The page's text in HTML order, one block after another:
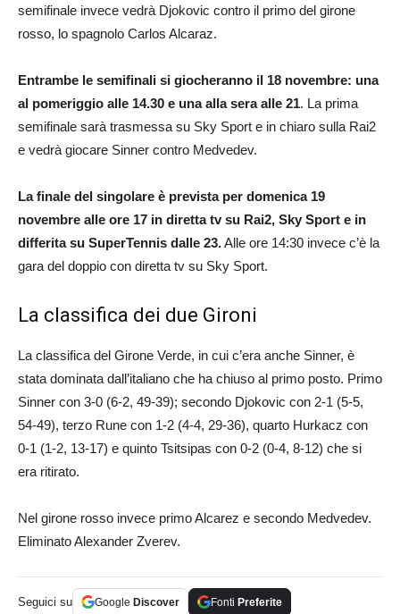
semifinale invece vedrà Djokovic contro il primo del girone
rosso, lo spagnolo Carlos Alcaraz.
Entrambe le semifinali si giocheranno il 18 novembre: una
al pomeriggio alle 14.30 e una alla sera alle 21. La prima
semifinale sarà trasmessa su Sky Sport e in chiaro sulla Rai2
e vedrà giocare Sinner contro Medvedev.
La finale del singolare è prevista per domenica 19
novembre alle ore 17 in diretta tv su Rai2, Sky Sport e in
differita su SuperTennis dalle 23.Alle ore 14:30 invece c’è la
gara del doppio con diretta tv su Sky Sport.
La classifica dei due Gironi
La classifica del Girone Verde, in cui c’era anche Sinner, è
stata dominata dall’italiano che ha chiuso al primo posto. Primo
Sinner con 3-0 (6-2, 49-39); secondo Djokovic con 2-1 (5-5,
54-49), terzo Rune con 1-2 (4-4, 29-36), quarto Hurkacz con
0-1 (1-2, 13-17) e quinto Tsitsipas con 0-2 (0-4, 8-12) che si
era ritirato.
Nel girone rosso invece primo Alcarez e secondo Medvedev.
Eliminato Alexander Zverev.
Seguici su Google Discover Fonti Preferite